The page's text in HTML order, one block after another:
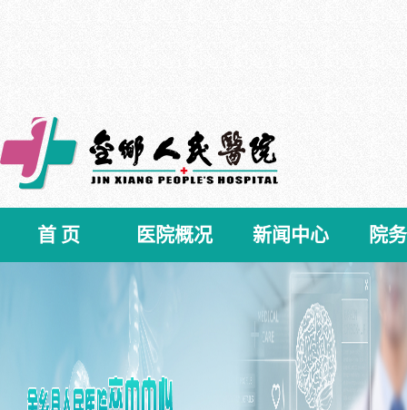
首 页 医院概况 新闻中心 院